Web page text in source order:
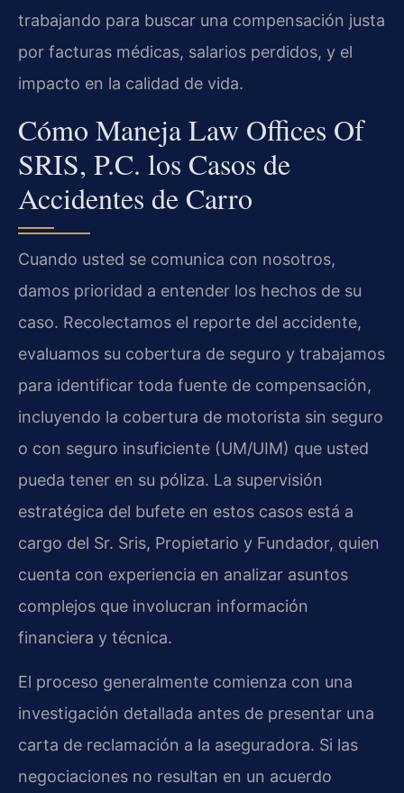
trabajando para buscar una compensación justa
por facturas médicas, salarios perdidos, y el
impacto en la calidad de vida.
Cómo Maneja Law Offices Of
SRIS, P.C. los Casos de
Accidentes de Carro
Cuando usted se comunica con nosotros,
damos prioridad a entender los hechos de su
caso. Recolectamos el reporte del accidente,
evaluamos su cobertura de seguro y trabajamos
para identificar toda fuente de compensación,
incluyendo la cobertura de motorista sin seguro
o con seguro insuficiente (UM/UIM) que usted
pueda tener en su póliza. La supervisión
estratégica del bufete en estos casos está a
cargo del Sr. Sris, Propietario y Fundador, quien
cuenta con experiencia en analizar asuntos
complejos que involucran información
financiera y técnica.
El proceso generalmente comienza con una
investigación detallada antes de presentar una
carta de reclamación a la aseguradora. Si las
negociaciones no resultan en un acuerdo